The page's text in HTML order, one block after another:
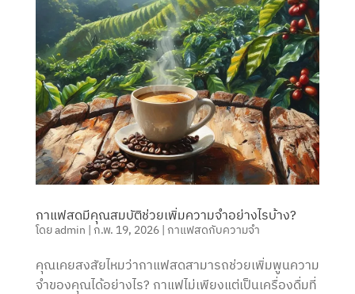
กาแฟสดมีคุณสมบัติช่วยเพิ่มความจำอย่างไรบ้าง?
โดยadmin ก.พ. 19, 2026| กาแฟสดกับความจำ
คุณเคยสงสัยไหมว่ากาแฟสดสามารถช่วยเพิ่มพูนความ
จำของคุณได้อย่างไร? กาแฟไม่เพียงแต่เป็นเครื่องดื่มที่